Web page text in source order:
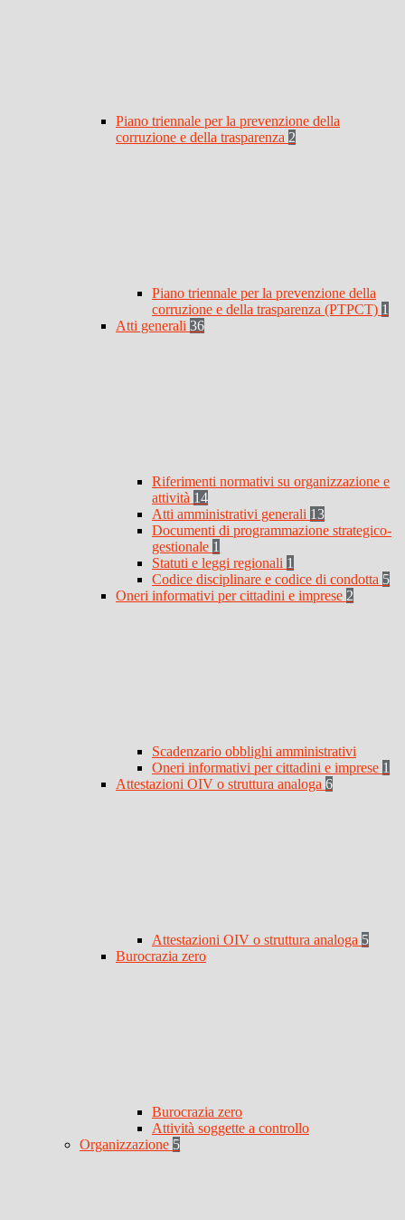
Piano triennale per la prevenzione della
corruzione e della trasparenza 2
Piano triennale per la prevenzione della
corruzione e della trasparenza (PTPCT) 1
Atti generali 36
Riferimenti normativi su organizzazione e
attività 14
Atti amministrativi generali 13
Documenti di programmazione strategico-
gestionale 1
Statuti e leggi regionali 1
Codice disciplinare e codice di condotta 5
Oneri informativi per cittadini e imprese 2
Scadenzario obblighi amministrativi
Oneri informativi per cittadini e imprese 1
Attestazioni OIV o struttura analoga 6
Attestazioni OIV o struttura analoga 5
Burocrazia zero
Burocrazia zero
Attività soggette a controllo
Organizzazione 5